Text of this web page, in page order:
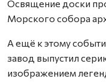
Освящение доски
Морского собора
А ещё к этому
завод выпустил
изображением